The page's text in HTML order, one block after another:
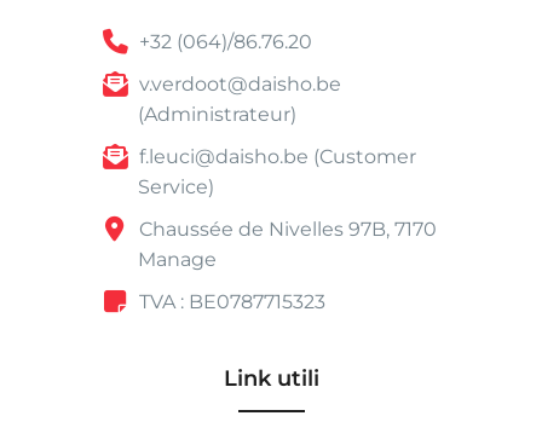
+32 (064)/86.76.20
v.verdoot@daisho.be
(Administrateur)
f.leuci@daisho.be (Customer
Service)
Chaussée de Nivelles 97B, 7170
Manage
TVA : BE0787715323
Link utili